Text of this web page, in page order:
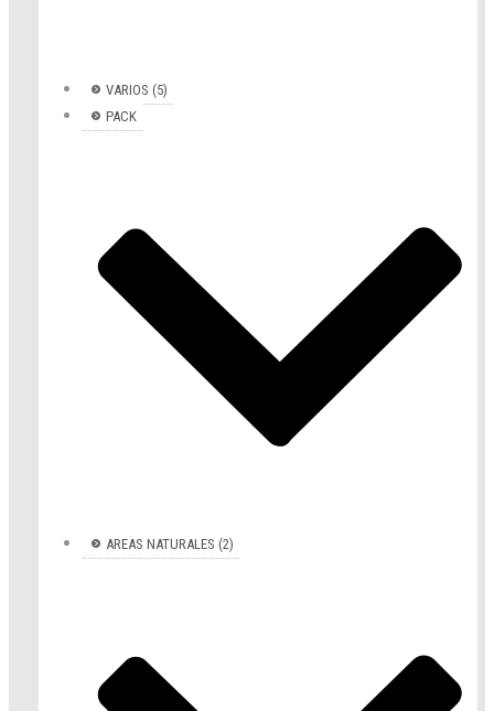
VARIOS (5)
PACK
AREAS NATURALES (2)